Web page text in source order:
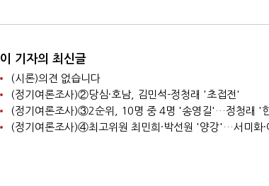
이 기자의 최신글
(시론)의견 없습니다
(정기여론조사)②당심·호남, 김민석-정청래 '초접전'